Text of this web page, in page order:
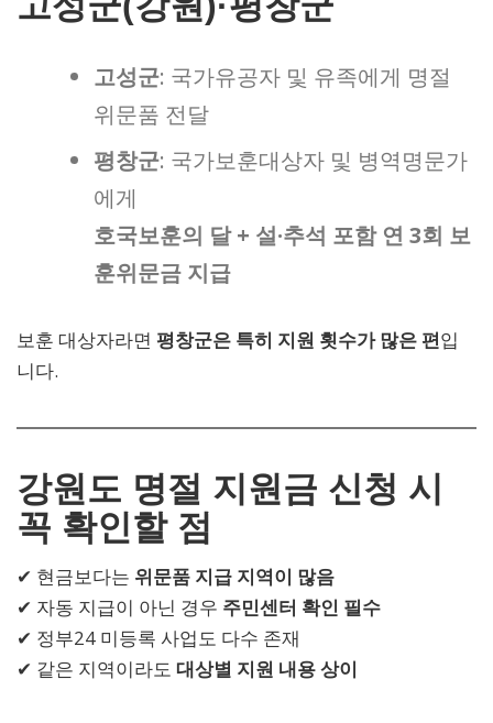
고성군: 국가유공자 및 유족에게 명절
위문품 전달
평창군: 국가보훈대상자 및 병역명문가
에게
호국보훈의 달 + 설·추석 포함 연 3회 보
훈위문금 지급
보훈 대상자라면 평창군은 특히 지원 횟수가 많은 편입
니다.
강원도 명절 지원금 신청 시
꼭 확인할 점
✔ 현금보다는 위문품 지급 지역이 많음
✔ 자동 지급이 아닌 경우 주민센터 확인 필수
✔ 정부24 미등록 사업도 다수 존재
✔ 같은 지역이라도 대상별 지원 내용 상이